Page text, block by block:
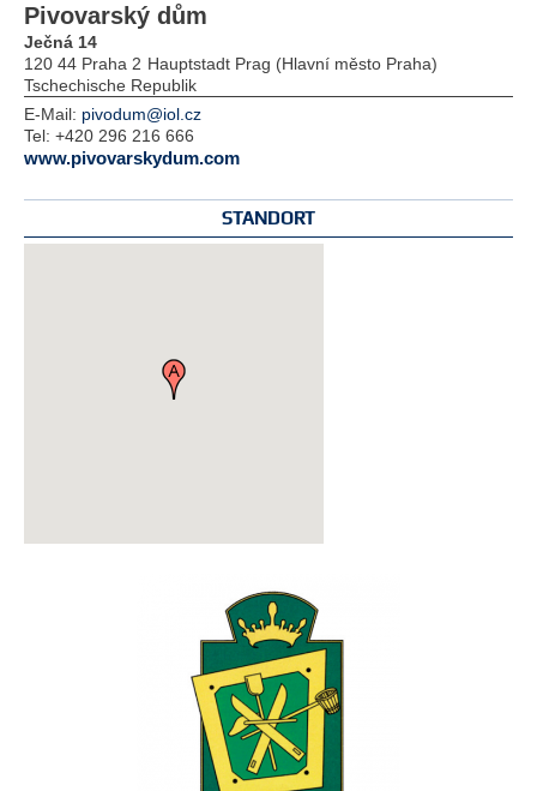
Pivovarský dům
Ječná 14
120 44 Praha 2 Hauptstadt Prag (Hlavní město Praha)
Tschechische Republik
E-Mail: pivodum@iol.cz
Tel: +420 296 216 666
www.pivovarskydum.com
STANDORT